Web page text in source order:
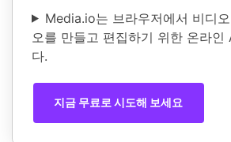
Media.io는 브라우저에서 비디
오를 만들고 편집하기 위한 온라인
다.
지금 무료로 시도해 보세요